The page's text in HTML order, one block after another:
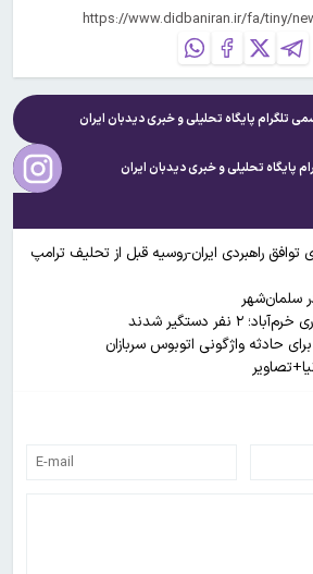
تلگرام پایگاه تحلیلی و خبریدیدبان ایران
پایگاه تحلیلی و خبریدیدبان ایران
راهبردی ایران-روسیه قبل از تحلیف ترامپ
سلمان‌شهر
دستگیر شدند
حادثه واژگونی اتوبوس سربازان